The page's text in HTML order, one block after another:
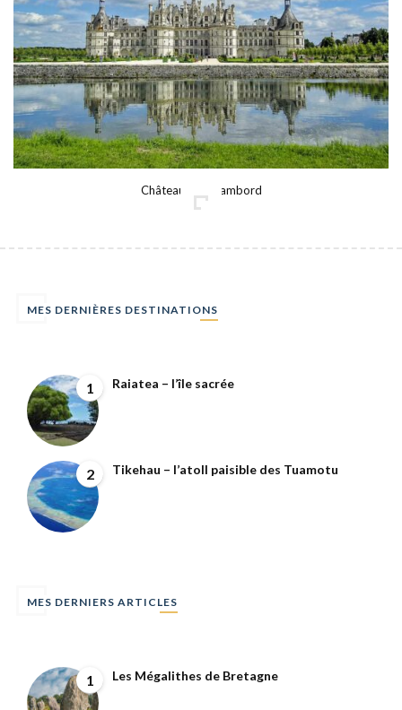
Château De Chambord
MES DERNIÈRES DESTINATIONS
1 Raiatea – l’île sacrée
2 Tikehau – l’atoll paisible des Tuamotu
MES DERNIERS ARTICLES
1 Les Mégalithes de Bretagne